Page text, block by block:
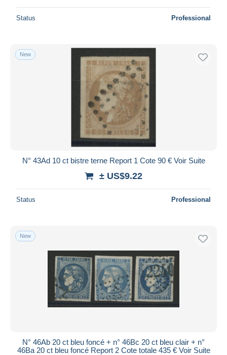
Status Professional
New
N° 43Ad 10 ct bistre terne Report 1 Cote 90 € Voir Suite
± US$9.22
Status Professional
New
N° 46Ab 20 ct bleu foncé + n° 46Bc 20 ct bleu clair + n°
46Ba 20 ct bleu foncé Report 2 Cote totale 435 € Voir Suite